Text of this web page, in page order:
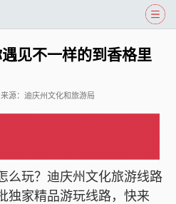
见不一样的到香格里
来源： 迪庆州文化和旅游局
么玩？迪庆州文化旅游线路
独家精品游玩线路，快来